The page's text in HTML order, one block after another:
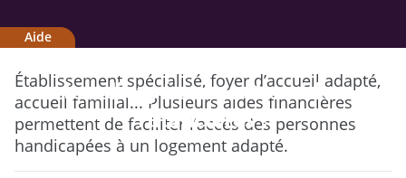
handicapées : quelles aides
financières ?
Aide
Établissement spécialisé, foyer d’accueil adapté,
accueil familial... Plusieurs aides financières
permettent de faciliter l’accès des personnes
handicapées à un logement adapté.